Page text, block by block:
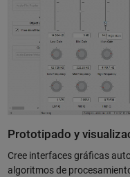
Prototipado y
Cree interfaces gráficas
algoritmos de